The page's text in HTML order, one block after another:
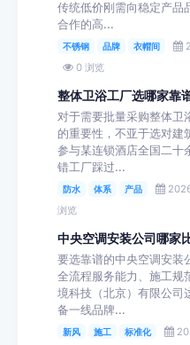
传统低价刚需向稳定产品
合作的高...
不锈钢 品牌 衣帽间
0 浏览
整体卫浴工厂选哪家靠
对于需要批量采购整体卫
的重要性，不亚于选对建
参与某连锁酒店全国二十
错工厂踩过...
防水 体系 产品
浏览
中央空调安装公司哪家
要选靠谱的中央空调安装
全流程服务能力、施工规
境科技（北京）有限公司
备一线品牌...
新风 施工 标准化